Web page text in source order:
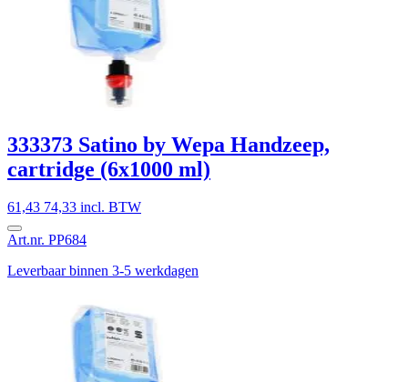
333373 Satino by Wepa Handzeep,
cartridge (6x1000 ml)
61,43 74,33 incl. BTW
Art.nr. PP684
Leverbaar binnen 3-5 werkdagen